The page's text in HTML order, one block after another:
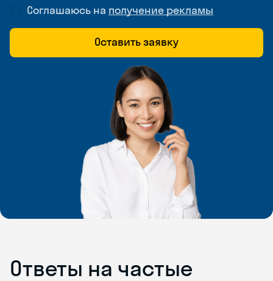
Соглашаюсь на получение рекламы
Оставить заявку
Ответы на частые